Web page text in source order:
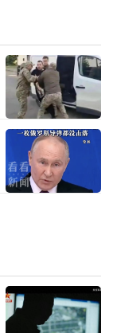
也呈上升趋
美国要求增
长期课题还
保障与财政
略、加大人
会”，以及
：卢其龙 CM088